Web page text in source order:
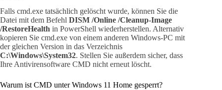
Falls cmd.exe tatsächlich gelöscht wurde, können Sie die
Datei mit dem Befehl DISM /Online /Cleanup-Image
/RestoreHealth in PowerShell wiederherstellen. Alternativ
kopieren Sie cmd.exe von einem anderen Windows-PC mit
der gleichen Version in das Verzeichnis
C:\Windows\System32. Stellen Sie außerdem sicher, dass
Ihre Antivirensoftware CMD nicht erneut löscht.
Warum ist CMD unter Windows 11 Home gesperrt?